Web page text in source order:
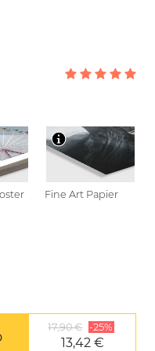
Fine Art Papier
17,90 € -25%
13,42 €